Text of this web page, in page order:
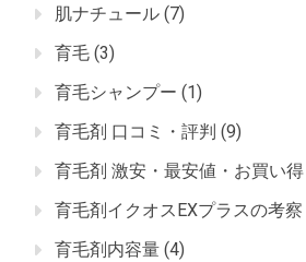
肌ナチュール (7)
育毛 (3)
育毛シャンプー (1)
育毛剤 口コミ・評判 (9)
育毛剤 激安・最安値・お買い得
育毛剤イクオスEXプラスの考察
育毛剤内容量 (4)